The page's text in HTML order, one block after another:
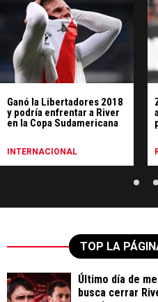
Ganó la Libertadores 2018
y podría enfrentar a River
en la Copa Sudamericana
INTERNACIONAL
TOP LA
Último día de
busca cerrar